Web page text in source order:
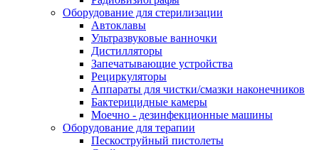
Оборудование для стерилизации
Автоклавы
Ультразвуковые ванночки
Дистилляторы
Запечатывающие устройства
Рециркуляторы
Аппараты для чистки/смазки наконечников
Бактерицидные камеры
Моечно - дезинфекционные машины
Оборудование для терапии
Пескоструйный пистолеты